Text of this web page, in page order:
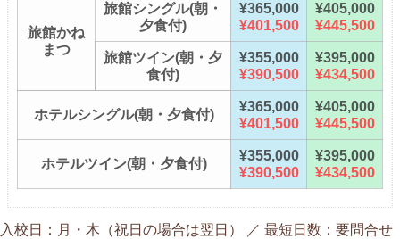
旅館かね
まつ
旅館シングル(朝・
夕食付)
¥365,000
¥401,500
¥405,000
¥445,500
旅館ツイン(朝・夕
食付)
¥355,000
¥390,500
¥395,000
¥434,500
ホテルシングル(朝・夕食付)
¥365,000
¥401,500
¥405,000
¥445,500
ホテルツイン(朝・夕食付)
¥355,000
¥390,500
¥395,000
¥434,500
入校日：月・木（祝日の場合は翌日） ／ 最短日数：要問合せ